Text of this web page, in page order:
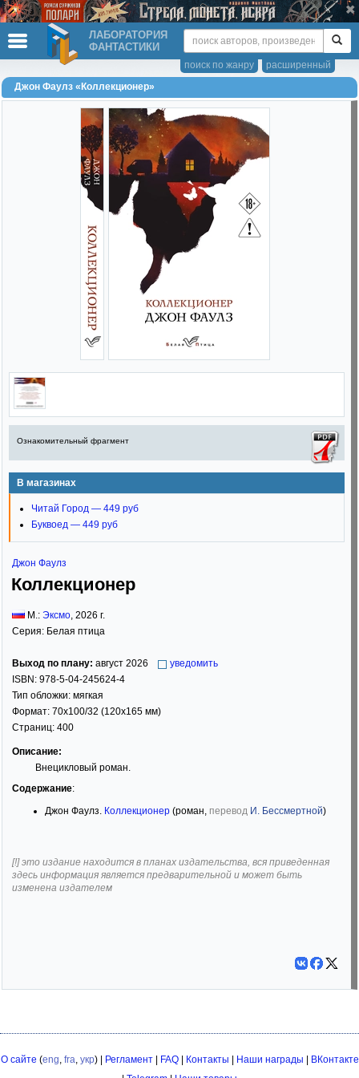
ЛАБОРАТОРИЯ
ФАНТАСТИКИ
расширенный
поиск по жанру
Джон Фаулз «Коллекционер»
Ознакомительный фрагмент
В магазинах
Читай Город — 449 руб
Буквоед — 449 руб
Джон Фаулз
Коллекционер
М.: Эксмо, 2026 г.
Серия: Белая птица
Выход по плану: август 2026
уведомить
ISBN: 978-5-04-245624-4
Тип обложки: мягкая
Формат: 70x100/32 (120x165 мм)
Страниц: 400
Описание:
Внецикловый роман.
Содержание:
Джон Фаулз. Коллекционер (роман, перевод И. Бессмертной)
[!] это издание находится в планах издательства, вся приведенная
здесь информация является предварительной и может быть
изменена издателем
О сайте (eng, fra, укр) | Регламент| FAQ| Контакты Наши награды
ВКонтакте